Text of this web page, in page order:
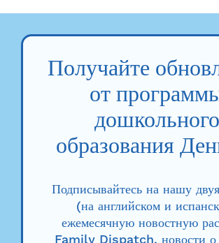
для представления...
Получайте
от
дошкольного
образования
Подписывайтесь на нашу
(на английском и
ежемесячную новостную